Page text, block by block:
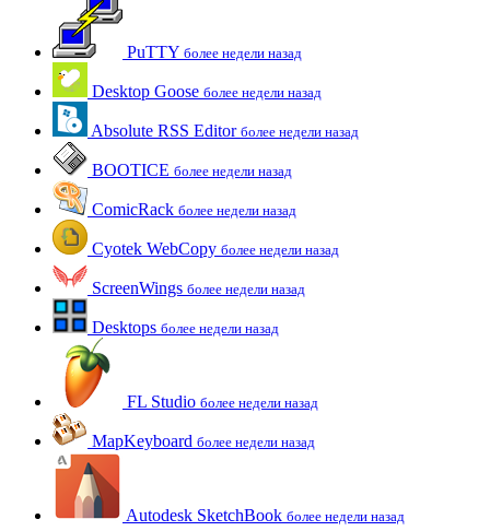
PuTTY более недели назад
Desktop Goose более недели назад
Absolute RSS Editor более недели назад
BOOTICE более недели назад
ComicRack более недели назад
Cyotek WebCopy более недели назад
ScreenWings более недели назад
Desktops более недели назад
FL Studio более недели назад
MapKeyboard более недели назад
Autodesk SketchBook более недели назад